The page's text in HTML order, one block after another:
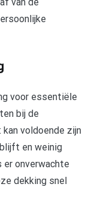
voor essentiële
bij de
voldoende zijn
en weinig
er onverwachte
dekking snel